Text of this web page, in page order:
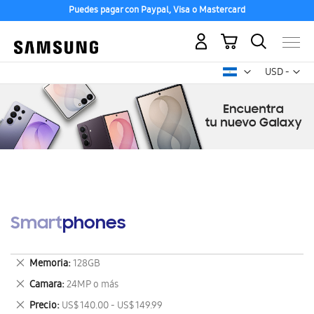
Puedes pagar con Paypal, Visa o Mastercard
USD -
dólar
Mi carrito
Smartphones
Memoria 128GB
Eliminar
este
artículo
Camara 24MP o más
Eliminar
este
Precio US$ 140.00 - US$ 149.99
Eliminar